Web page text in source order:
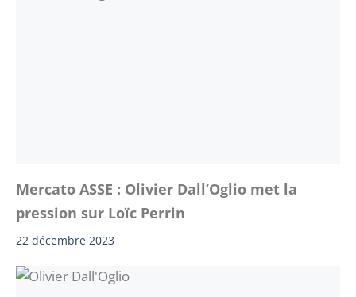
Mercato ASSE : Olivier Dall’Oglio met la
pression sur Loïc Perrin
22 décembre 2023